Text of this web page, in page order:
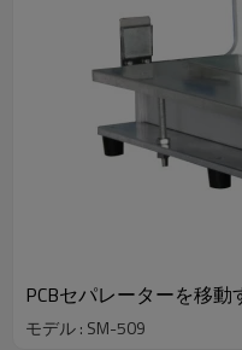
PCBセパレーターを移
モデル : SM-509